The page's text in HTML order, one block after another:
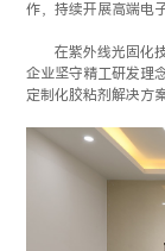
作，持续开展高端电
在紫外线光固化技
企业坚守精工研发理
定制化胶粘剂解决方